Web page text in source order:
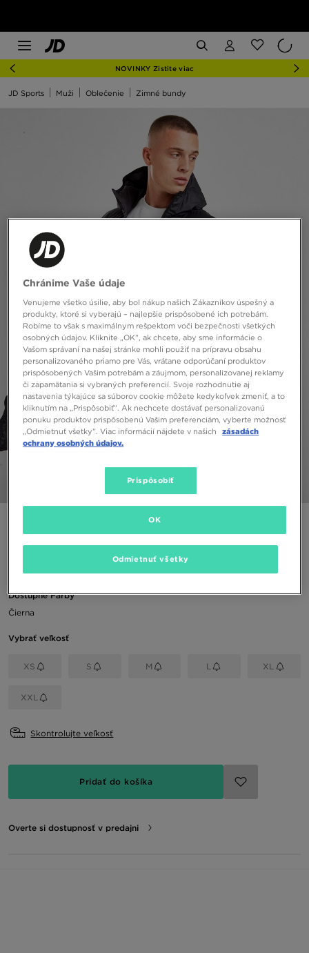
NOVINKY Zistite viac
JD Sports Muži Oblečenie Zimné bundy
NIKE BUNDA ZIMNÁ M NK SF WR PL-FLD HD PARKA
Dostupné Farby
Čierna
Vybrať veľkosť
XS S M L XL
XXL
Skontrolujte veľkosť
Pridať do košíka
Overte si dostupnosť v predajni
Chránime Vaše údaje
Venujeme všetko úsilie, aby bol nákup našich Zákazníkov úspešný a
produkty, ktoré si vyberajú – najlepšie prispôsobené ich potrebám.
Robíme to však s maximálnym rešpektom voči bezpečnosti všetkých
osobných údajov. Kliknite „OK”, ak chcete, aby sme informácie o
Vašom správaní na našej stránke mohli použiť na prípravu obsahu
personalizovaného priamo pre Vás, vrátane odporúčaní produktov
prispôsobených Vašim potrebám a záujmom, personalizovanej reklamy
či zapamätania si vybraných preferencií. Svoje rozhodnutie aj
nastavenia týkajúce sa súborov cookie môžete kedykoľvek zmeniť, a to
kliknutím na „Prispôsobiť”. Ak nechcete dostávať personalizovanú
ponuku produktov prispôsobenú Vašim preferenciám, vyberte možnosť
„Odmietnuť všetky”. Viac informácií nájdete v našich
zásadách
ochrany osobných údajov.
Prispôsobiť
Odmietnuť všetky
OK